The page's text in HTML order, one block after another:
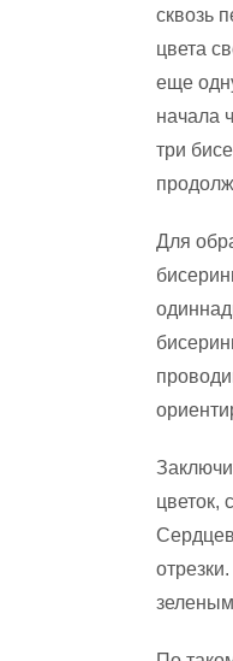
сквозь
цвета
еще
начала
три
Для
цветок,